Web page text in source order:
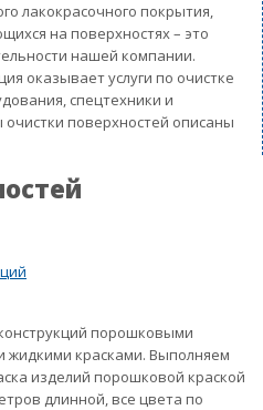
лакокрасочного покрытия,
на поверхностях – это
нашей компании.
оказывает услуги по очистке
спецтехники и
поверхностей описаны
порошковыми
красками. Выполняем
изделий порошковой краской
длинной, все цвета по